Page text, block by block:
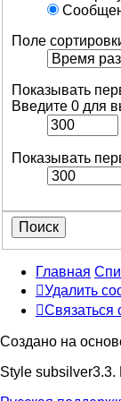
Поле
Показывать
Введите 0 для
Показывать
Главная
Удалить
Связаться
Связаться
Создано на
Style subsilver3.3.